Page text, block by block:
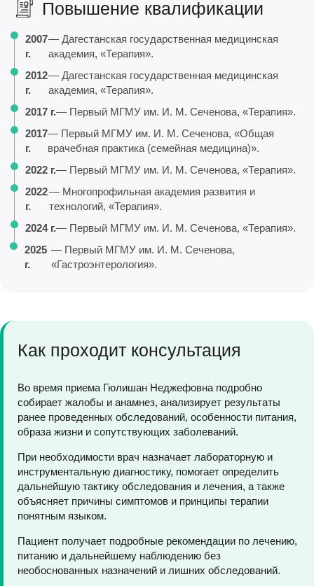
Повышение квалификации
2007
г.
— Дагестанская государственная медицинская
академия, «Терапия».
2012
г.
— Дагестанская государственная медицинская
академия, «Терапия».
2017 г.— Первый МГМУ им. И. М. Сеченова, «Терапия».
2017
г.
— Первый МГМУ им. И. М. Сеченова, «Общая
врачебная практика (семейная медицина)».
2022 г.— Первый МГМУ им. И. М. Сеченова, «Терапия».
2022
г.
— Многопрофильная академия развития и
технологий, «Терапия».
2024 г.— Первый МГМУ им. И. М. Сеченова, «Терапия».
2025
г.
— Первый МГМУ им. И. М. Сеченова,
«Гастроэнтерология».
Как проходит консультация
Во время приема Гюлишан Неджефовна подробно
собирает жалобы и анамнез, анализирует результаты
ранее проведенных обследований, особенности питания,
образа жизни и сопутствующих заболеваний.
При необходимости врач назначает лабораторную и
инструментальную диагностику, помогает определить
дальнейшую тактику обследования и лечения, а также
объясняет причины симптомов и принципы терапии
понятным языком.
Пациент получает подробные рекомендации по лечению,
питанию и дальнейшему наблюдению без
необоснованных назначений и лишних обследований.